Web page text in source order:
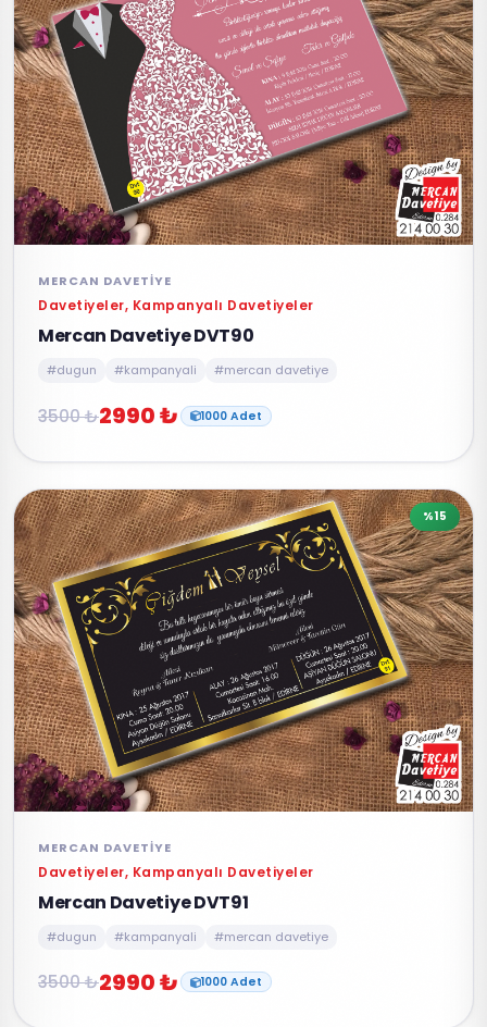
MERCAN DAVETIYE
Davetiyeler, Kampanyalı Davetiyeler
Mercan Davetiye DVT90
#dugun #kampanyali #mercan davetiye
3500 ₺2990 ₺ 1000 Adet
%15
MERCAN DAVETIYE
Davetiyeler, Kampanyalı Davetiyeler
Mercan Davetiye DVT91
#dugun #kampanyali #mercan davetiye
3500 ₺2990 ₺ 1000 Adet